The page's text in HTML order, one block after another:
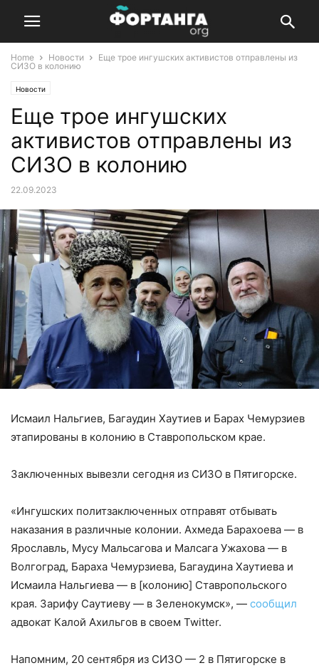
Home Новости
Еще трое ингушских активистов отправлены из
СИЗО в колонию
Новости
Еще трое ингушских
активистов отправлены из
СИЗО в колонию
22.09.2023
Исмаил Нальгиев, Багаудин Хаутиев и Барах Чемурзиев
этапированы в колонию в Ставропольском крае.
Заключенных вывезли сегодня из СИЗО в Пятигорске.
«Ингушских политзаключенных отправят отбывать
наказания в различные колонии. Ахмеда Барахоева — в
Ярославль, Мусу Мальсагова и Малсага Ужахова — в
Волгоград, Бараха Чемурзиева, Багаудина Хаутиева и
Исмаила Нальгиева — в [колонию] Ставропольского
края. Зарифу Саутиеву — в Зеленокумск», — сообщил
адвокат Калой Ахильгов в своем Twitter.
Напомним, 20 сентября из СИЗО — 2 в Пятигорске в